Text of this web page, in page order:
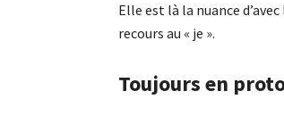
Elle est là la nuance
recours au « je ».
Toujours en